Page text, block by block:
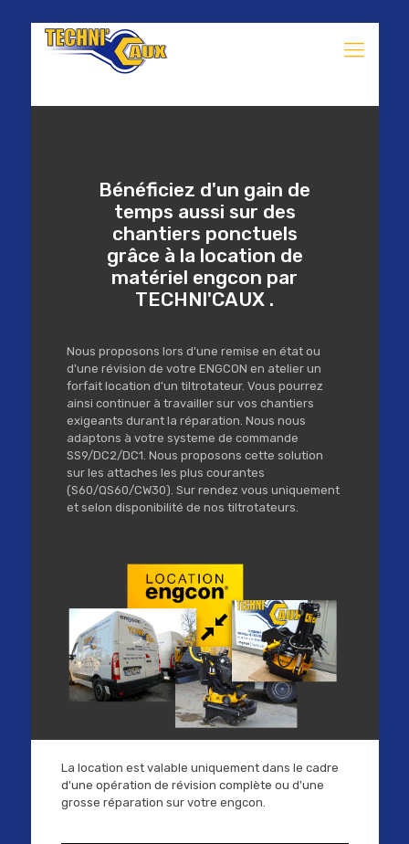
Bénéficiez d'un gain de
temps aussi sur des
chantiers ponctuels
grâce à la location de
matériel engcon par
TECHNI'CAUX .
Nous proposons lors d'une remise en état ou
d'une révision de votre ENGCON en atelier un
forfait location d'un tiltrotateur. Vous pourrez
ainsi continuer à travailler sur vos chantiers
exigeants durant la réparation. Nous nous
adaptons à votre systeme de commande
SS9/DC2/DC1. Nous proposons cette solution
sur les attaches les plus courantes
(S60/QS60/CW30). Sur rendez vous uniquement
et selon disponibilité de nos tiltrotateurs.
La location est valable uniquement dans le cadre
d'une opération de révision complète ou d'une
grosse réparation sur votre engcon.